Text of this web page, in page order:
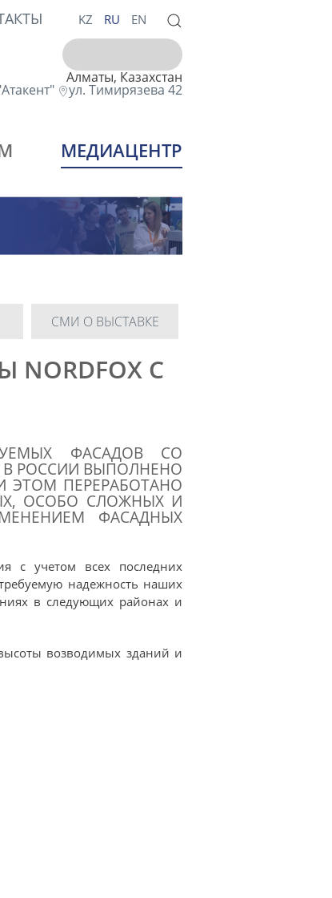
KZ RU EN
Алматы, Казахстан
ул. Тимирязева 42
МЕДИАЦЕНТР
СМИ О ВЫСТАВКЕ
С
ФАСАДОВ СО
В РОССИИ ВЫПОЛНЕНО
ЭТОМ ПЕРЕРАБОТАНО
ОСОБО СЛОЖНЫХ И
ФАСАДНЫХ
с учетом всех последних
надежность наших
в следующих районах и
возводимых зданий и